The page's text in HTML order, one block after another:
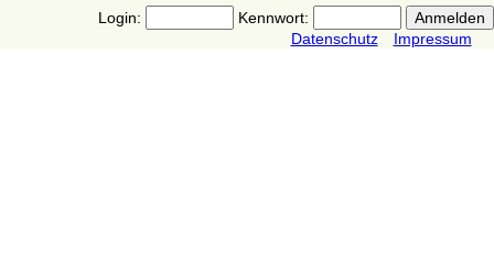
Login:
Kennwort:
Datenschutz
Impressum